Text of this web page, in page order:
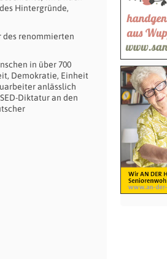
Hintergründe,
des renommierten
in über 700
Demokratie, Einheit
anlässlich
Diktatur an den